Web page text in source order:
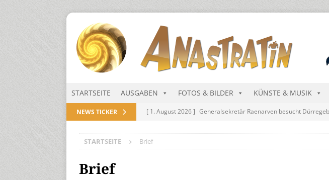
STARTSEITE AUSGABEN FOTOS & BILDER KÜNSTE & MUSIK
NEWS TICKER [ 1. August 2026 ] Generalsekretär Raenarven besucht
[ 1. August 2026 ]
STARTSEITE Brief
Brief